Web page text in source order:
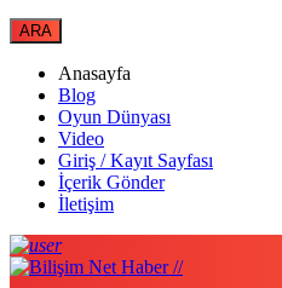
Anasayfa
Blog
Oyun Dünyası
Video
Giriş / Kayıt Sayfası
İçerik Gönder
İletişim